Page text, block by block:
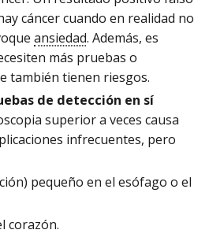
cáncer cuando en realidad no
ansiedad. Además, es
más pruebas o
también tienen riesgos.
de detección en sí
superior a veces causa
infrecuentes, pero
pequeño en el esófago o el
corazón.